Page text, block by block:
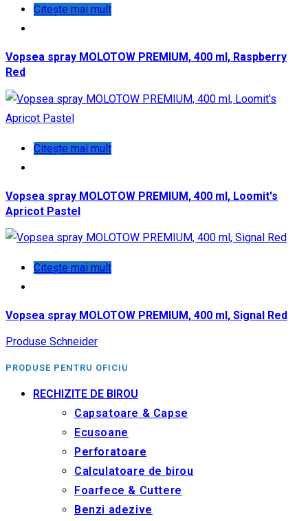
Citește mai mult
Vopsea spray MOLOTOW PREMIUM, 400 ml, Raspberry
Red
Citește mai mult
Vopsea spray MOLOTOW PREMIUM, 400 ml, Loomit's
Apricot Pastel
Citește mai mult
Vopsea spray MOLOTOW PREMIUM, 400 ml, Signal Red
Produse Schneider
PRODUSE PENTRU OFICIU
RECHIZITE DE BIROU
Capsatoare & Capse
Ecusoane
Perforatoare
Calculatoare de birou
Foarfece & Cuttere
Benzi adezive